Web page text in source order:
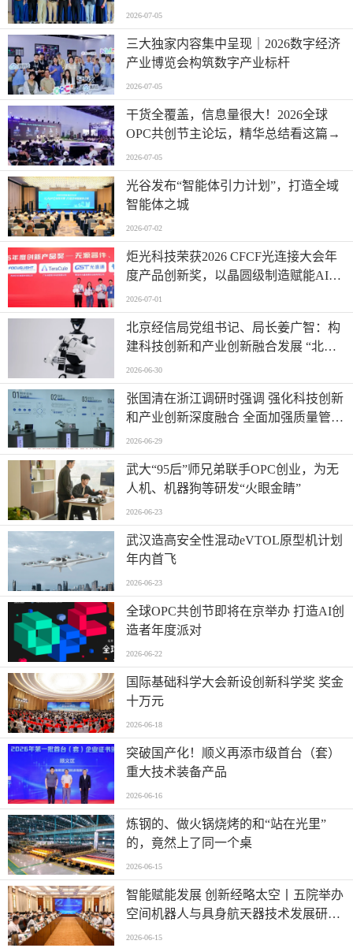
2026-07-05
三大独家内容集中呈现｜2026数字经济
产业博览会构筑数字产业标杆
2026-07-05
干货全覆盖，信息量很大！2026全球
OPC共创节主论坛，精华总结看这篇→
2026-07-05
光谷发布“智能体引力计划”，打造全域
智能体之城
2026-07-02
炬光科技荣获2026 CFCF光连接大会年
度产品创新奖，以晶圆级制造赋能AI时
代高密度光互连
2026-07-01
北京经信局党组书记、局长姜广智：构
建科技创新和产业创新融合发展 “北京
模式” 为首都推进新型工业化注入强劲
动能
2026-06-30
张国清在浙江调研时强调 强化科技创新
和产业创新深度融合 全面加强质量管理
增加高质量供给
2026-06-29
武大“95后”师兄弟联手OPC创业，为无
人机、机器狗等研发“火眼金睛”
2026-06-23
武汉造高安全性混动eVTOL原型机计划
年内首飞
2026-06-23
全球OPC共创节即将在京举办 打造AI创
造者年度派对
2026-06-22
国际基础科学大会新设创新科学奖 奖金
十万元
2026-06-18
突破国产化！顺义再添市级首台（套）
重大技术装备产品
2026-06-16
炼钢的、做火锅烧烤的和“站在光里”
的，竟然上了同一个桌
2026-06-15
智能赋能发展 创新经略太空丨五院举办
空间机器人与具身航天器技术发展研讨
会
2026-06-15